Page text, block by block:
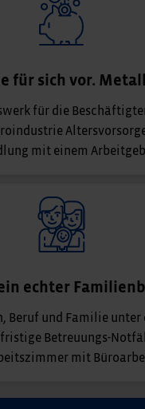
für sich vor.
für die
mit einem
echter
Beruf und Familie unter
Betreuungs-
mit